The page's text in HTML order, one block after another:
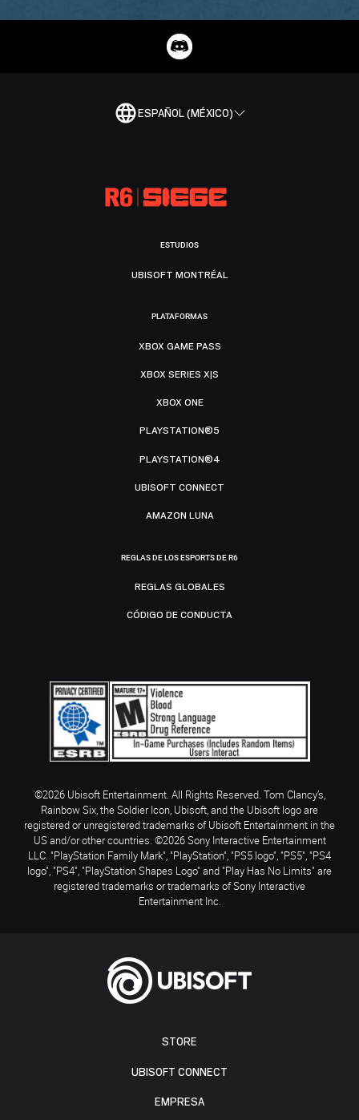
ESPAÑOL (MÉXICO)
STORE
UBISOFT CONNECT
EMPRESA
ESTUDIOS
UBISOFT MONTRÉAL
PLATAFORMAS
XBOX GAME PASS
XBOX SERIES X|S
XBOX ONE
PLAYSTATION®5
PLAYSTATION®4
UBISOFT CONNECT
AMAZON LUNA
REGLAS DE LOS ESPORTS DE R6
REGLAS GLOBALES
CÓDIGO DE CONDUCTA
©2026 Ubisoft Entertainment. All Rights Reserved. Tom Clancy’s,
Rainbow Six, the Soldier Icon, Ubisoft, and the Ubisoft logo are
registered or unregistered trademarks of Ubisoft Entertainment in the
US and/or other countries. ©2026 Sony Interactive Entertainment
LLC. "PlayStation Family Mark", "PlayStation", "PS5 logo", "PS5", "PS4
logo", "PS4", "PlayStation Shapes Logo" and "Play Has No Limits" are
registered trademarks or trademarks of Sony Interactive
Entertainment Inc.